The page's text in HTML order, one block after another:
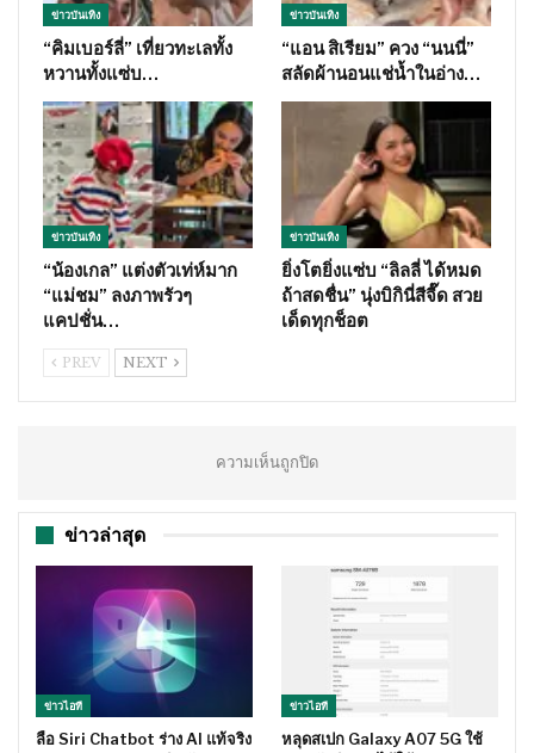
ข่าวบันเทิง
“คิมเบอร์ลี่” เที่ยวทะเลทั้ง
หวานทั้งแซ่บ…
ข่าวบันเทิง
“แอน สิเรียม” ควง “นนนี่”
สลัดผ้านอนแช่น้ำในอ่าง…
ข่าวบันเทิง
“น้องเกล” แต่งตัวเท่ห์มาก
“แม่ชม” ลงภาพรัวๆ
แคปชั่น…
ข่าวบันเทิง
ยิ่งโตยิ่งแซ่บ “ลิลลี่ ได้หมด
ถ้าสดชื่น” นุ่งบิกินี่สีจี๊ด สวย
เด็ดทุกช็อต
PREV NEXT
ความเห็นถูกปิด
ข่าวล่าสุด
ข่าวไอที
ลือ Siri Chatbot ร่าง AI แท้จริง
ข่าวไอที
หลุดสเปก Galaxy A07 5G ใช้